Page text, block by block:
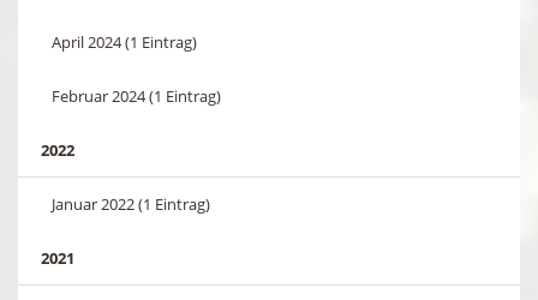
April 2024 (1 Eintrag)
Februar 2024 (1 Eintrag)
2022
Januar 2022 (1 Eintrag)
2021